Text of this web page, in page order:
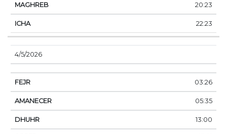
20:23
22:23
4/5/2026
03:26
05:35
13:00